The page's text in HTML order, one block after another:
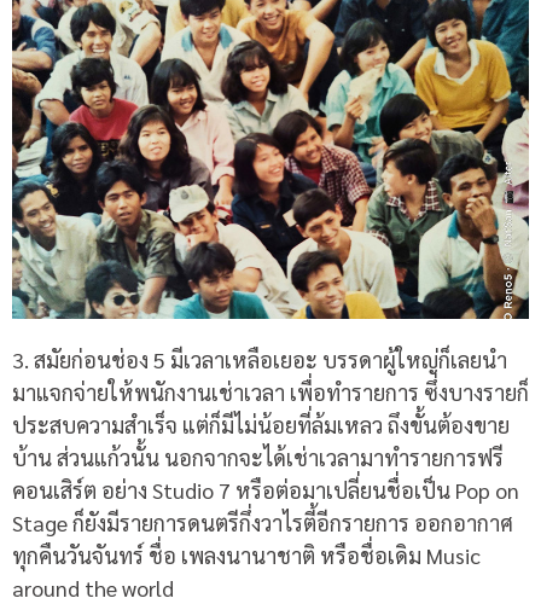
3. สมัยก่อนช่อง 5 มีเวลาเหลือเยอะ บรรดาผู้ใหญ่ก็เลยนำ
มาแจกจ่ายให้พนักงานเช่าเวลา เพื่อทำรายการ ซึ่งบางรายก็
ประสบความสำเร็จ แต่ก็มีไม่น้อยที่ล้มเหลว ถึงขั้นต้องขาย
บ้าน ส่วนแก้วนั้น นอกจากจะได้เช่าเวลามาทำรายการฟรี
คอนเสิร์ต อย่าง Studio 7 หรือต่อมาเปลี่ยนชื่อเป็น Pop on
Stage ก็ยังมีรายการดนตรีกึ่งวาไรตี้อีกรายการ ออกอากาศ
ทุกคืนวันจันทร์ ชื่อ เพลงนานาชาติ หรือชื่อเดิม Music
around the world